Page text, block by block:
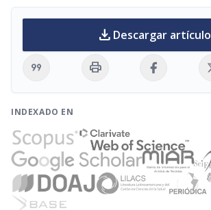
download Descargar artículo
format_quote print
INDEXADO EN